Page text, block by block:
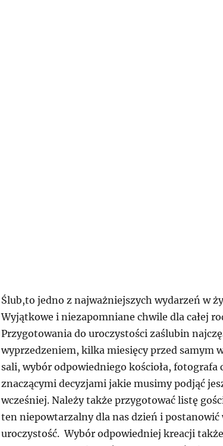
Ślub,to jedno z najważniejszych wydarzeń w
Wyjątkowe i niezapomniane chwile dla całej
Przygotowania do uroczystości zaślubin
wyprzedzeniem, kilka miesięcy przed samym
sali, wybór odpowiedniego kościoła, fotografa
znaczącymi decyzjami jakie musimy podjąć
wcześniej. Należy także przygotować listę
ten niepowtarzalny dla nas dzień i postanowić
uroczystość. Wybór odpowiedniej kreacji